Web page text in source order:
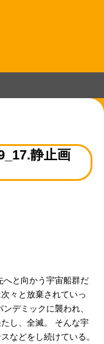
静止画
と向かう宇宙船群だ
々と放棄されていっ
デミックに襲われ、
し、全滅。 そんな宇
などをし続けている。